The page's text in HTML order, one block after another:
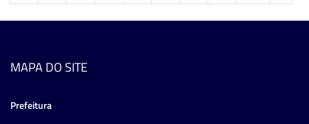
MAPA DO SITE
Prefeitura